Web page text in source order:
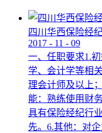
四川华西保险经
2017 - 11 - 09
一、任职要求1.
学、会计学等相
理会计师及以上
能：熟练使用财
具有保险经纪行
先。6.其他：对